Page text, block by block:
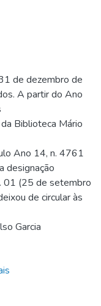
de dezembro de
A partir do Ano
Biblioteca Mário
Ano 14, n. 4761
designação
01 (25 de setembro
de circular às
Garcia